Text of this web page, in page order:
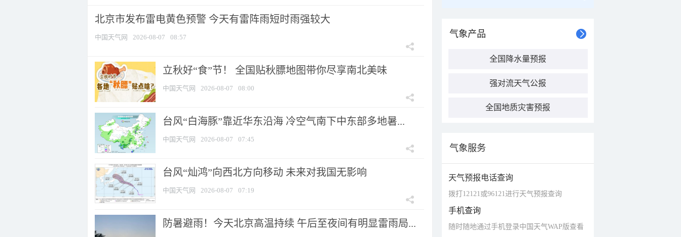
北京市发布雷电黄色预警 今天有雷阵雨短时雨强较大
中国天气网 2026-08-07 08:57
立秋好“食”节！ 全国贴秋膘地图带你尽享南北美味
中国天气网 2026-08-07 08:00
台风“白海豚”靠近华东沿海 冷空气南下中东部多地暑...
中国天气网 2026-08-07 07:45
台风“灿鸿”向西北方向移动 未来对我国无影响
中国天气网 2026-08-07 07:19
防暑避雨！今天北京高温持续 午后至夜间有明显雷雨局...
气象产品
全国降水量预报
强对流天气公报
全国地质灾害预报
气象服务
天气预报电话查询
拨打12121或96121进行天气预报查询
手机查询
随时随地通过手机登录中国天气WAP版查看